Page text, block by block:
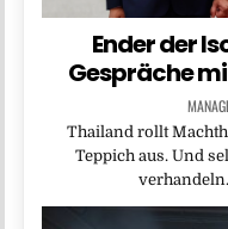
Ender der
Gespräche
Thailand rollt
Teppich aus. Und